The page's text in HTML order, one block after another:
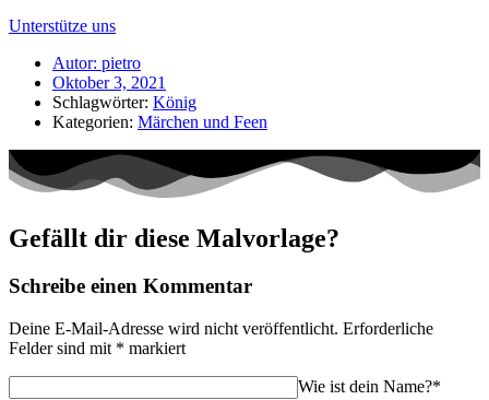
Unterstütze uns
Autor: pietro
Oktober 3, 2021
Schlagwörter: König
Kategorien: Märchen und Feen
Gefällt dir diese Malvorlage?
Schreibe einen Kommentar
Deine E-Mail-Adresse wird nicht veröffentlicht. Erforderliche
Felder sind mit * markiert
Wie ist dein Name?*